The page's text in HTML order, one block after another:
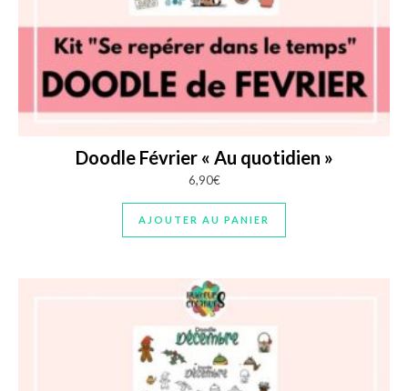
Doodle Février « Au quotidien »
6,90€
AJOUTER AU PANIER